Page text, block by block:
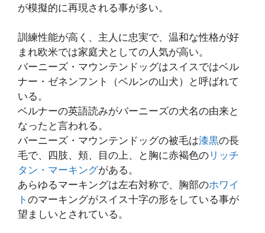
が模擬的に再現される事が多い。
訓練性能が高く、主人に忠実で、温和な性格が好
まれ欧米では家庭犬としての人気が高い。
バーニーズ・マウンテンドッグはスイスではベル
ナー・ゼネンフント（ベルンの山犬）と呼ばれて
いる。
ベルナーの英語読みがバーニーズの犬名の由来と
なったと言われる。
バーニーズ・マウンテンドッグの被毛は漆黒の長
毛で、四肢、頬、目の上、と胸に赤褐色の リッチ
タン・マーキングがある。
あらゆるマーキングは左右対称で、胸部のホワイ
ト のマーキングがスイス十字の形をしている事が
望ましいとされている。